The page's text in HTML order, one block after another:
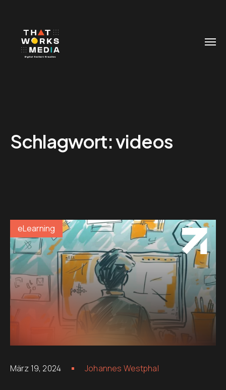
Schlagwort:videos
eLearning
März 19, 2024 Johannes Westphal